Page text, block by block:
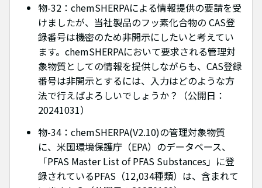
物-32：chemSHERPAによる情報提供の要請を受
けましたが、当社製品のフッ素化合物の CAS登
録番号は機密のため非開示にしたいと考えてい
ます。chemSHERPAにおいて要求される管理対
象物質としての情報を提供しながらも、CAS登録
番号は非開示とするには、入力はどのような方
法で行えばよろしいでしょうか？（公開日：
20241031）
物-34：chemSHERPA(V2.10)の管理対象物質
に、米国環境保護庁（EPA）のデータベース、
「PFAS Master List of PFAS Substances」に登
録されているPFAS（12,034種類）は、含まれて